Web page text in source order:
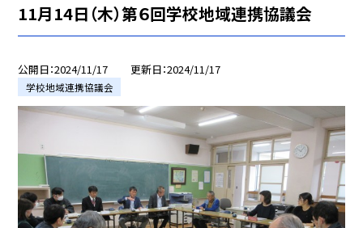
11月14日（木）第６回学校地域連携協議会
公開日 2024/11/17 更新日 2024/11/17
学校地域連携協議会